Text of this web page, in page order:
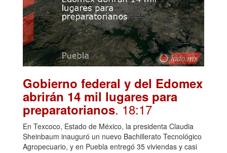
Gobierno federal y del Edomex
abrirán 14 mil lugares para
preparatorianos. 18:17
En Texcoco, Estado de México, la presidenta Claudia
Sheinbaum inauguró un nuevo Bachillerato Tecnológico
Agropecuario, y en Puebla entregó 35 viviendas y casi